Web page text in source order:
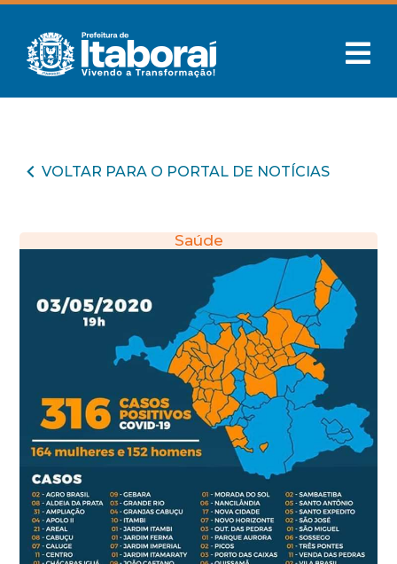
VOLTAR PARA O PORTAL DE NOTÍCIAS
Saúde